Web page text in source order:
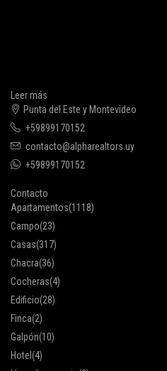
Leer más
Punta del Este y Montevideo
+59899170152
contacto@alpharealtors.uy
+59899170152
Contacto
Apartamentos(1118)
Campo(23)
Casas(317)
Chacra(36)
Cocheras(4)
Edificio(28)
Finca(2)
Galpón(10)
Hotel (4)